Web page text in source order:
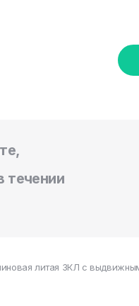
течении
литая ЗКЛ с